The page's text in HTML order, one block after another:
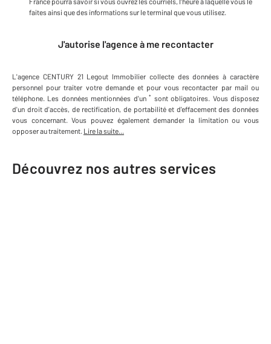
faites ainsi que des informations sur le terminal que vous utilisez.
J'autorise l'agence à me recontacter
L'agence CENTURY 21 Legout Immobilier collecte des données à caractère
personnel pour traiter votre demande et pour vous recontacter par mail ou
téléphone. Les données mentionnées d'un * sont obligatoires. Vous disposez
d'un droit d'accès, de rectification, de portabilité et d'effacement des données
vous concernant. Vous pouvez également demander la limitation ou vous
opposer au traitement. Lire la suite...
Découvrez nos autres services